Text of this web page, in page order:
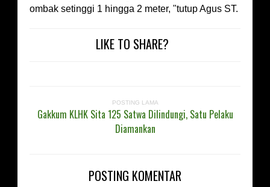
ombak setinggi 1 hingga 2 meter, "tutup Agus ST.
LIKE TO SHARE?
POSTING LAMA
Gakkum KLHK Sita 125 Satwa Dilindungi, Satu Pelaku
Diamankan
POSTING KOMENTAR